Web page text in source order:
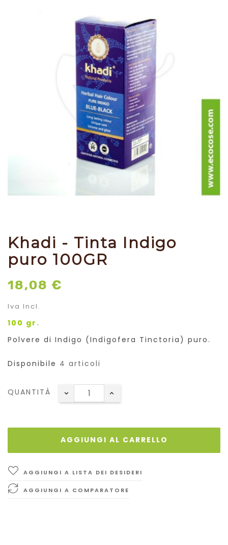
Khadi - Tinta Indigo
puro 100GR
18,08 €
Iva Incl.
100 gr.
Polvere di Indigo (Indigofera Tinctoria) puro.
Disponibile 4 articoli
QUANTITÀ
AGGIUNGI AL CARRELLO
AGGIUNGI A LISTA DEI DESIDERI
AGGIUNGI A COMPARATORE